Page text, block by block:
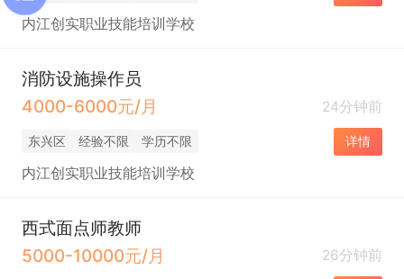
内江创实职业技能培训学校
消防设施操作员
4000-6000元/月
24分钟前
东兴区 经验不限 学历不限 详情
内江创实职业技能培训学校
西式面点师教师
5000-10000元/月
26分钟前